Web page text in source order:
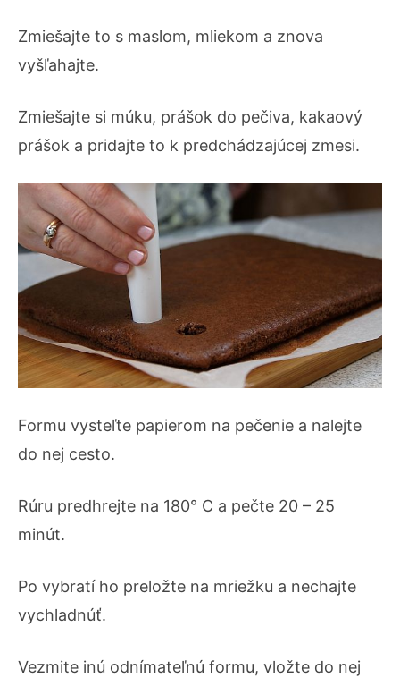
Zmiešajte to s maslom, mliekom a znova
vyšľahajte.
Zmiešajte si múku, prášok do pečiva, kakaový
prášok a pridajte to k predchádzajúcej zmesi.
Formu vysteľte papierom na pečenie a nalejte
do nej cesto.
Rúru predhrejte na 180° C a pečte 20 – 25
minút.
Po vybratí ho preložte na mriežku a nechajte
vychladnúť.
Vezmite inú odnímateľnú formu, vložte do nej